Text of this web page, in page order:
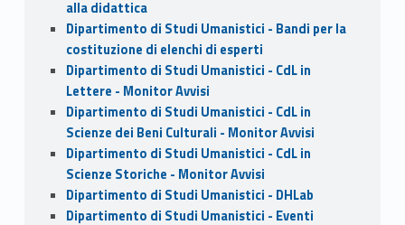
alla didattica
Dipartimento di Studi Umanistici - Bandi per la
costituzione di elenchi di esperti
Dipartimento di Studi Umanistici - CdL in
Lettere - Monitor Avvisi
Dipartimento di Studi Umanistici - CdL in
Scienze dei Beni Culturali - Monitor Avvisi
Dipartimento di Studi Umanistici - CdL in
Scienze Storiche - Monitor Avvisi
Dipartimento di Studi Umanistici - DHLab
Dipartimento di Studi Umanistici - Eventi